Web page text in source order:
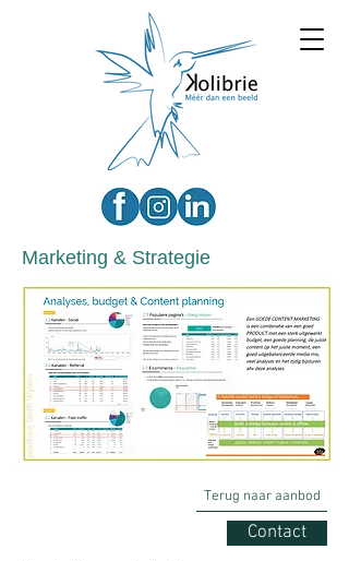
Marketing & Strategie
Terug naar aanbod
Contact